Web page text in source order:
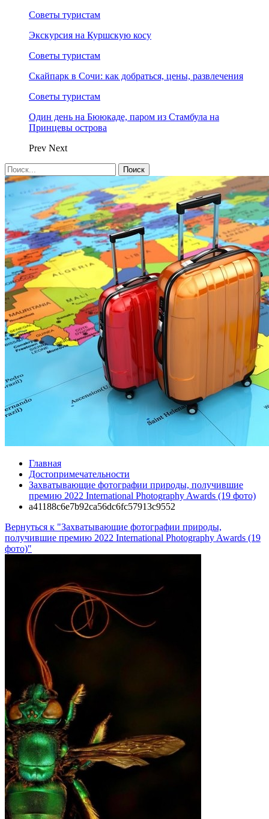
Советы туристам
Экскурсия на Куршскую косу
Советы туристам
Скайпарк в Сочи: как добраться, цены, развлечения
Советы туристам
Один день на Бююкаде, паром из Стамбула на
Принцевы острова
Prev Next
Главная
Достопримечательности
Захватывающие фотографии природы, получившие
премию 2022 International Photography Awards (19 фото)
a41188c6e7b92ca56dc6fc57913c9552
Вернуться к "Захватывающие фотографии природы,
получившие премию 2022 International Photography Awards (19
фото)"